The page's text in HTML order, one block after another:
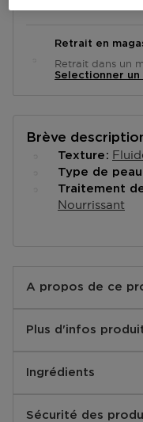
Retrait en
Retrait dans un
Selectionner un
Brève
Texture
Type de
Traitement
Nourrissant
A propos de ce
Plus d'infos
3350900001759
Ingrédients
Sécurité des